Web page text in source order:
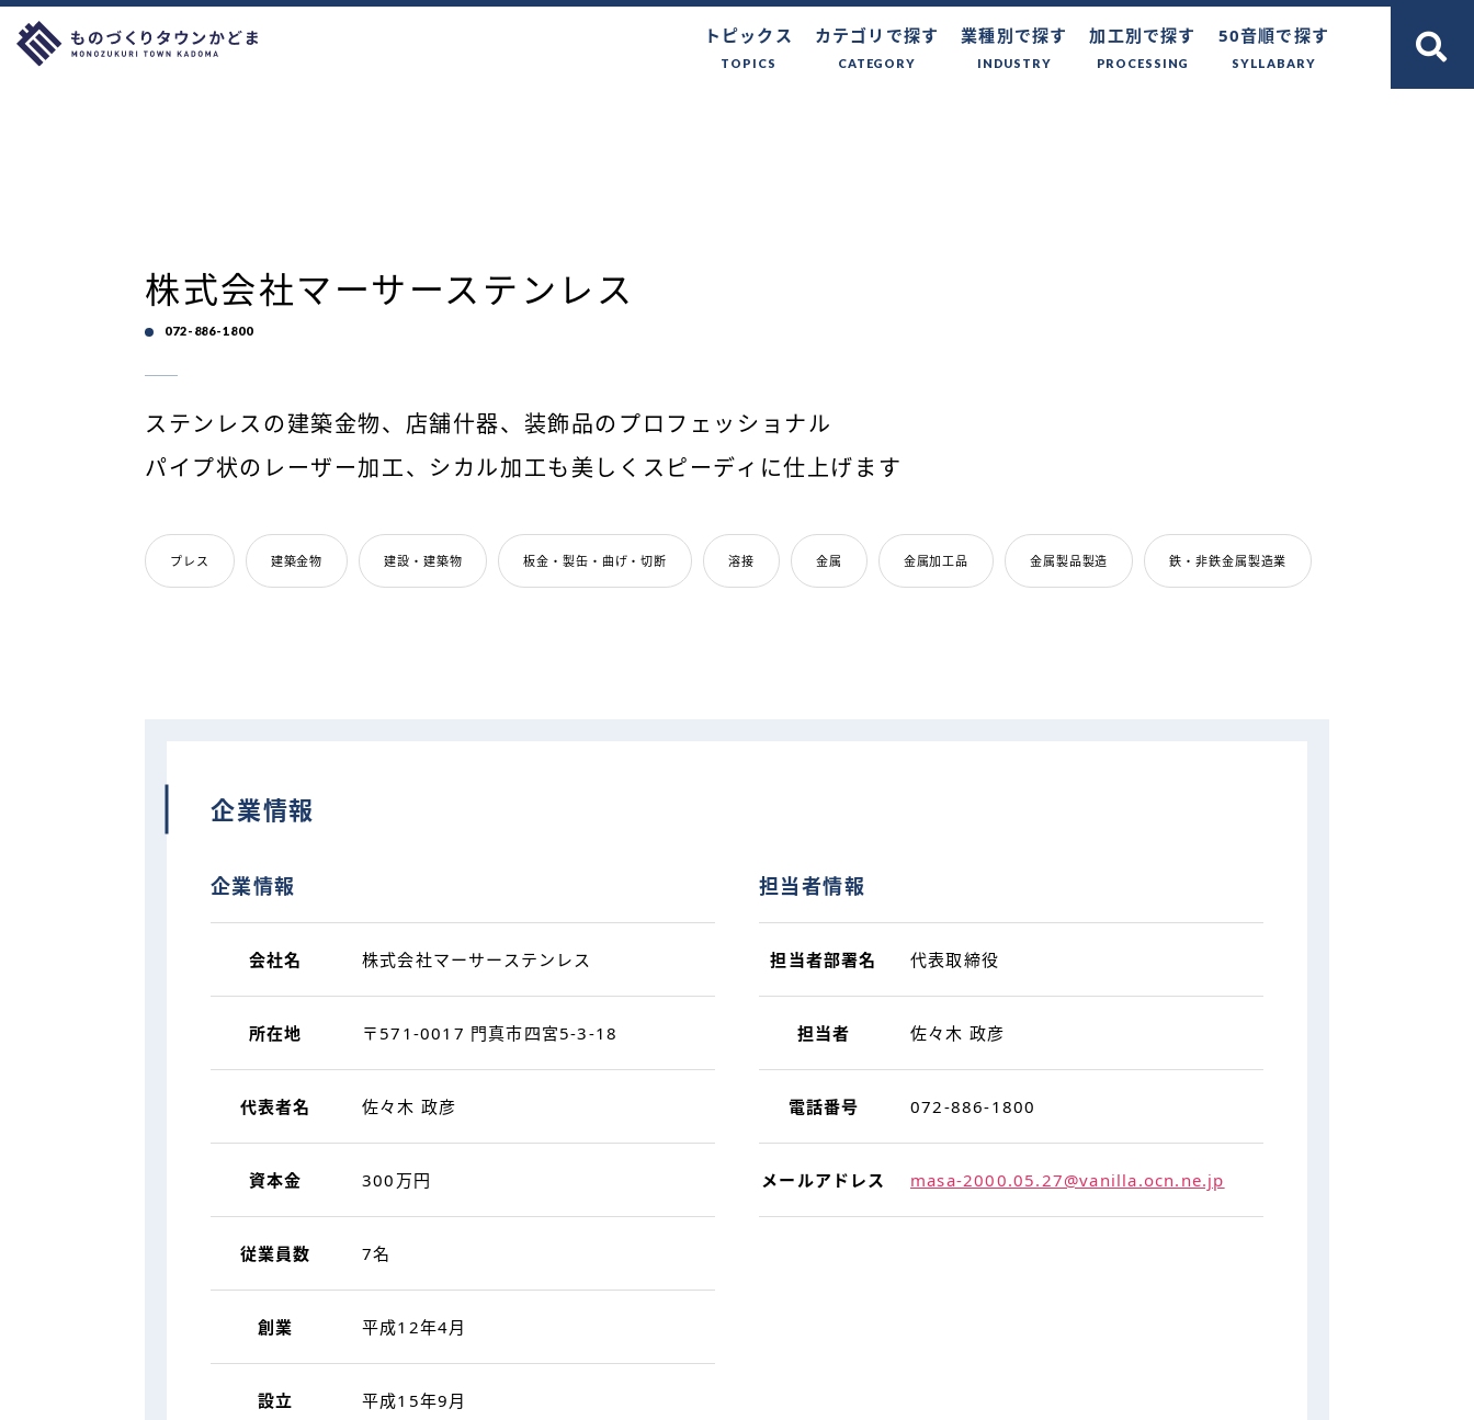
トピックス
TOPICS
カテゴリで探す
CATEGORY
業種別で探す
INDUSTRY
加工別で探す
PROCESSING
50音順で探す
SYLLABARY
株式会社マーサーステンレス
072-886-1800
ステンレスの建築金物、店舗什器、装飾品のプロフェッショナル
パイプ状のレーザー加工、シカル加工も美しくスピーディに仕上げます
プレス 建築金物 建設・建築物 板金・製缶・曲げ・切断 溶接 金属 金属加工品 金属製品製造 鉄・非鉄金属製造業
企業情報
企業情報
会社名 株式会社マーサーステンレス
所在地 〒571-0017 門真市四宮5-3-18
代表者名 佐々木 政彦
資本金 300万円
従業員数 7名
創業 平成12年4月
設立 平成15年9月
担当者情報
担当者部署名 代表取締役
担当者 佐々木 政彦
電話番号 072-886-1800
メールアドレス masa-2000.05.27@vanilla.ocn.ne.jp